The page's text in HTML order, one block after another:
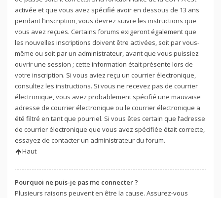
activée et que vous avez spécifié avoir en dessous de 13 ans
pendant l’inscription, vous devrez suivre les instructions que
vous avez reçues. Certains forums exigeront également que
les nouvelles inscriptions doivent être activées, soit par vous-
même ou soit par un administrateur, avant que vous puissiez
ouvrir une session ; cette information était présente lors de
votre inscription. Si vous aviez reçu un courrier électronique,
consultez les instructions. Si vous ne recevez pas de courrier
électronique, vous avez probablement spécifié une mauvaise
adresse de courrier électronique ou le courrier électronique a
été filtré en tant que pourriel. Si vous êtes certain que l’adresse
de courrier électronique que vous avez spécifiée était correcte,
essayez de contacter un administrateur du forum.
Haut
Pourquoi ne puis-je pas me connecter ?
Plusieurs raisons peuvent en être la cause. Assurez-vous